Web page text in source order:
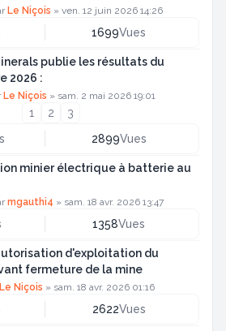
Le Niçois » ven. 12 juin 2026 14:26
1699Vues
publie les résultats du
2026 :
Le Niçois » sam. 2 mai 2026 19:01
1 2
3
2899Vues
minier électrique à batterie au
mgauthi4 » sam. 18 avr. 2026 13:47
1358Vues
d'exploitation du
fermeture de la mine
Le Niçois » sam. 18 avr. 2026 01:16
2622Vues